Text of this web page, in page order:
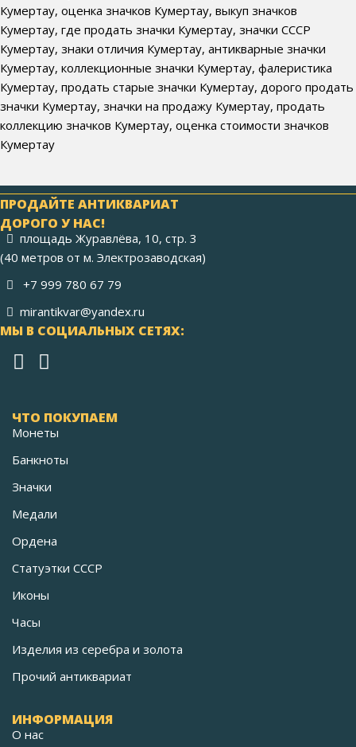
Кумертау, оценка значков Кумертау, выкуп значков
Кумертау, где продать значки Кумертау, значки СССР
Кумертау, знаки отличия Кумертау, антикварные значки
Кумертау, коллекционные значки Кумертау, фалеристика
Кумертау, продать старые значки Кумертау, дорого продать
значки Кумертау, значки на продажу Кумертау, продать
коллекцию значков Кумертау, оценка стоимости значков
Кумертау
ПРОДАЙТЕ АНТИКВАРИАТ
ДОРОГО У НАС!
площадь Журавлёва, 10, стр. 3
(40 метров от м. Электрозаводская)
+7 999 780 67 79
mirantikvar@yandex.ru
МЫ В СОЦИАЛЬНЫХ СЕТЯХ:
ЧТО ПОКУПАЕМ
Монеты
Банкноты
Значки
Медали
Ордена
Статуэтки СССР
Иконы
Часы
Изделия из серебра и золота
Прочий антиквариат
ИНФОРМАЦИЯ
О нас